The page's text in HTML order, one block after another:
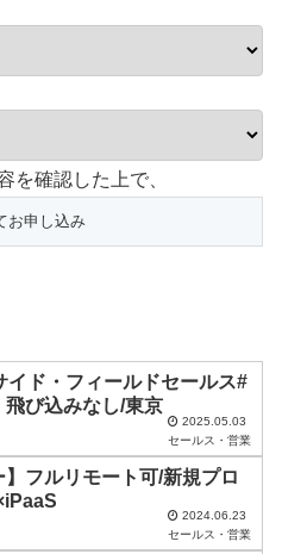
を確認した上で、
イド・フィールドセールス#
び込みなし/東京
2025.05.03
セールス・営業
】フルリモート可/新規プロ
2024.06.23
セールス・営業